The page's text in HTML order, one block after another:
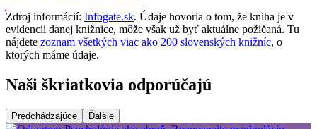
Zdroj informácií: Infogate.sk. Údaje hovoria o tom, že kniha je v
evidencii danej knižnice, môže však už byť aktuálne požičaná. Tu
nájdete zoznam všetkých viac ako 200 slovenských knižníc, o
ktorých máme údaje.
Naši škriatkovia odporúčajú
Predchádzajúce Ďalšie